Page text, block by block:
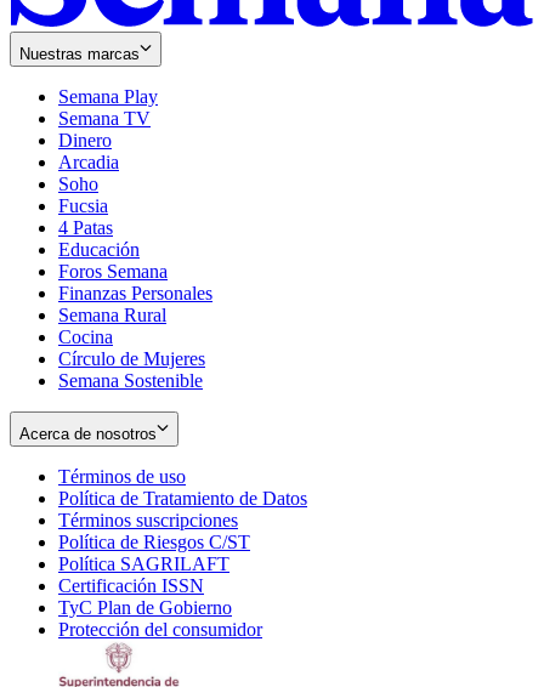
Nuestras marcas
Semana Play
Semana TV
Dinero
Arcadia
Soho
in
new
window
Fucsia
in
new
window
4 Patas
Educación
Foros Semana
Finanzas Personales
Semana Rural
Cocina
Círculo de Mujeres
Semana Sostenible
Acerca de nosotros
Términos de uso
in
new
window
Política de Tratamiento de Datos
Términos suscripciones
in
Política de Riesgos C/ST
Política SAGRILAFT
new
window
Certificación ISSN
in
new
TyC Plan de Gobierno
in
Protección del consumidorOpens